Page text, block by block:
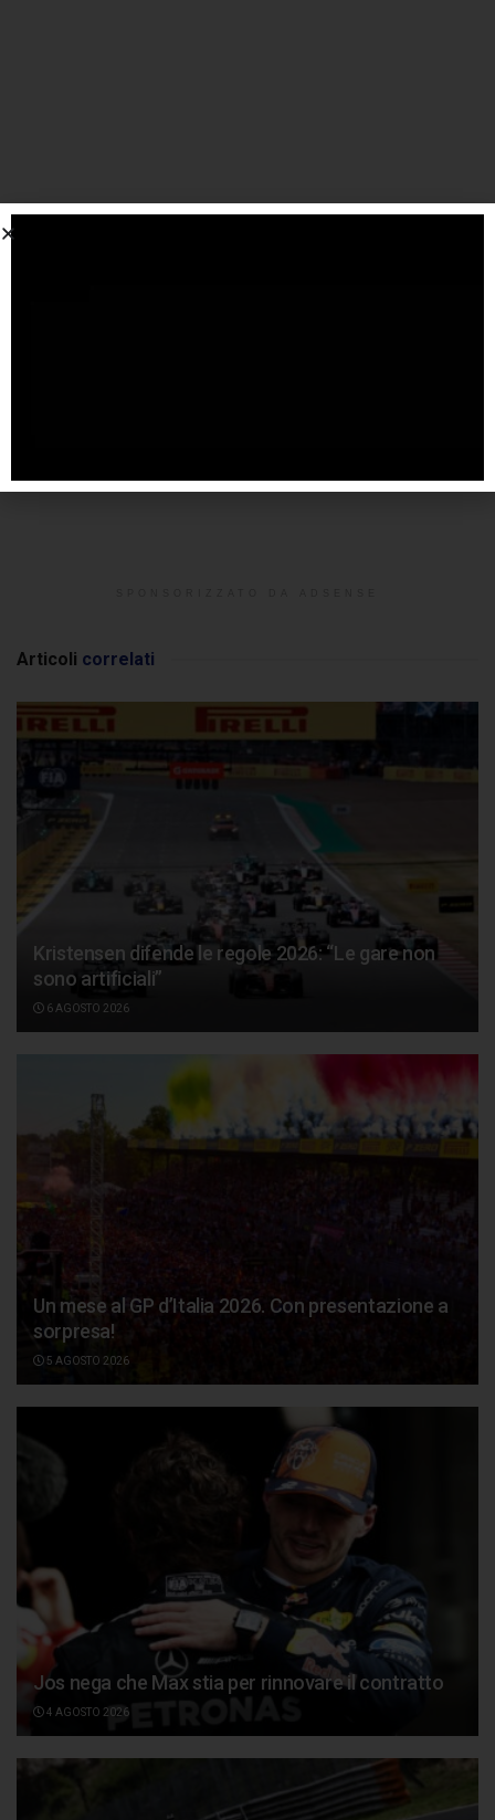
Articoli correlati
Kristensen difende le regole 2026: “Le gare non
sono artificiali”
6 AGOSTO 2026
Un mese al GP d’Italia 2026. Con presentazione a
sorpresa!
5 AGOSTO 2026
Jos nega che Max stia per rinnovare il contratto
4 AGOSTO 2026